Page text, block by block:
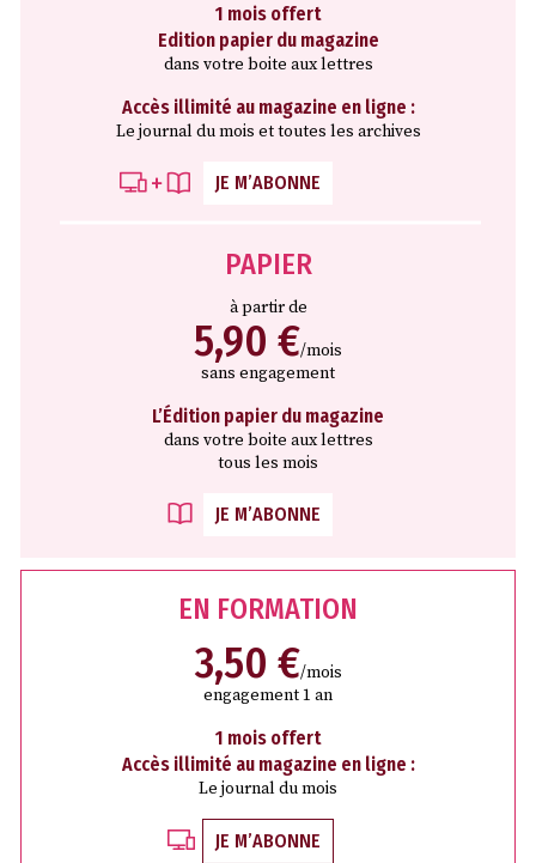
1 mois offert
Edition papier du magazine
dans votre boite aux lettres
Accès illimité au magazine en ligne :
Le journal du mois et toutes les archives
JE M’ABONNE
PAPIER
à partir de
5,90 €/mois
sans engagement
L’Édition papier du magazine
dans votre boite aux lettres
tous les mois
JE M’ABONNE
EN FORMATION
3,50 €/mois
engagement 1 an
1 mois offert
Accès illimité au magazine en ligne :
Le journal du mois
JE M’ABONNE